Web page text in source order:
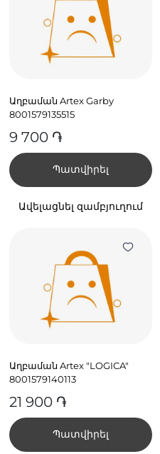
Աղբաման Artex Garby
8001579135515
9 700 ֏
Պատվիրել
Ավելացնել զամբյուղում
Աղբաման Artex "LOGICA"
8001579140113
21 900 ֏
Պատվիրել